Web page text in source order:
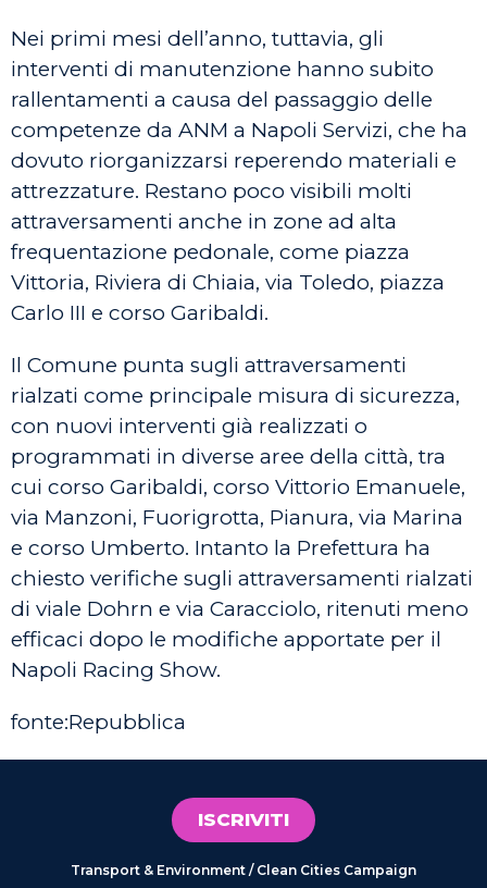
Nei primi mesi dell’anno, tuttavia, gli
interventi di manutenzione hanno subito
rallentamenti a causa del passaggio delle
competenze da ANM a Napoli Servizi, che ha
dovuto riorganizzarsi reperendo materiali e
attrezzature. Restano poco visibili molti
attraversamenti anche in zone ad alta
frequentazione pedonale, come piazza
Vittoria, Riviera di Chiaia, via Toledo, piazza
Carlo III e corso Garibaldi.
Il Comune punta sugli attraversamenti
rialzati come principale misura di sicurezza,
con nuovi interventi già realizzati o
programmati in diverse aree della città, tra
cui corso Garibaldi, corso Vittorio Emanuele,
via Manzoni, Fuorigrotta, Pianura, via Marina
e corso Umberto. Intanto la Prefettura ha
chiesto verifiche sugli attraversamenti rialzati
di viale Dohrn e via Caracciolo, ritenuti meno
efficaci dopo le modifiche apportate per il
Napoli Racing Show.
fonte:Repubblica
ISCRIVITI
Transport & Environment / Clean Cities Campaign